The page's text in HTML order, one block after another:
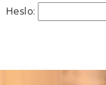
Heslo: